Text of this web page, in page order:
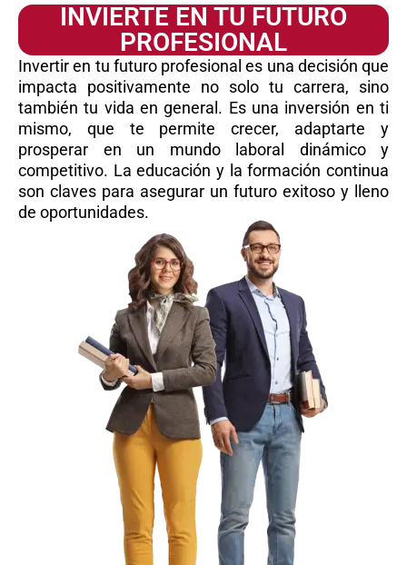
INVIERTE EN TU FUTURO
PROFESIONAL
Invertir en tu futuro profesional es una decisión que
impacta positivamente no solo tu carrera, sino
también tu vida en general. Es una inversión en ti
mismo, que te permite crecer, adaptarte y
prosperar en un mundo laboral dinámico y
competitivo. La educación y la formación continua
son claves para asegurar un futuro exitoso y lleno
de oportunidades.